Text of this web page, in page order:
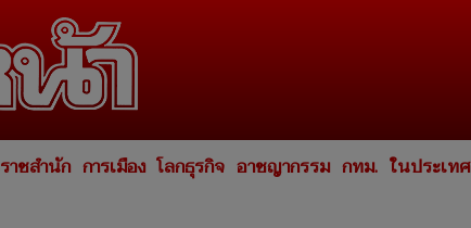
าชสำนัก การเมือง โลกธุรกิจ อาชญากรรม กทม. ในประเทศ